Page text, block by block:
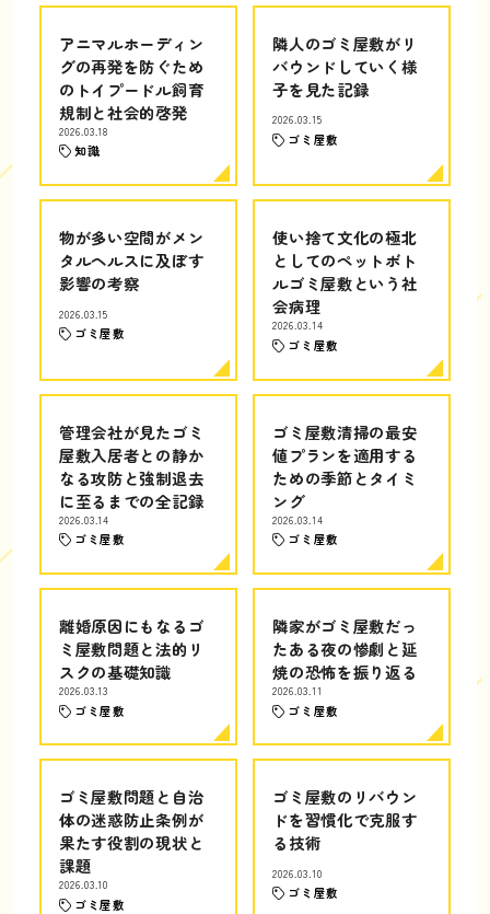
アニマルホーディン
グの再発を防ぐため
のトイプードル飼育
規制と社会的啓発
2026.03.18
知識
隣人のゴミ屋敷がリ
バウンドしていく様
子を見た記録
2026.03.15
ゴミ屋敷
物が多い空間がメン
タルヘルスに及ぼす
影響の考察
2026.03.15
ゴミ屋敷
使い捨て文化の極北
としてのペットボト
ルゴミ屋敷という社
会病理
2026.03.14
ゴミ屋敷
管理会社が見たゴミ
屋敷入居者との静か
なる攻防と強制退去
に至るまでの全記録
2026.03.14
ゴミ屋敷
ゴミ屋敷清掃の最安
値プランを適用する
ための季節とタイミ
ング
2026.03.14
ゴミ屋敷
離婚原因にもなるゴ
ミ屋敷問題と法的リ
スクの基礎知識
2026.03.13
ゴミ屋敷
隣家がゴミ屋敷だっ
たある夜の惨劇と延
焼の恐怖を振り返る
2026.03.11
ゴミ屋敷
ゴミ屋敷問題と自治
体の迷惑防止条例が
果たす役割の現状と
課題
2026.03.10
ゴミ屋敷
ゴミ屋敷のリバウン
ドを習慣化で克服す
る技術
2026.03.10
ゴミ屋敷